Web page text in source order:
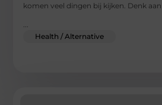
komen veel dingen bij kijken. Denk
...
Health / Alternative